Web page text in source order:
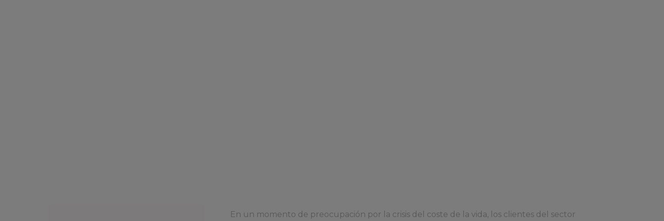
En un momento de preocupación por la crisis del coste de la vida, los clientes del sector